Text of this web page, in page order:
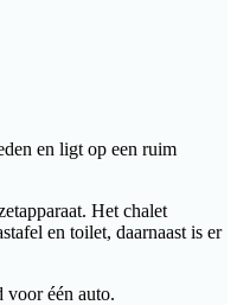
en ligt op een ruim
Het chalet
en toilet, daarnaast is er
voor één auto.